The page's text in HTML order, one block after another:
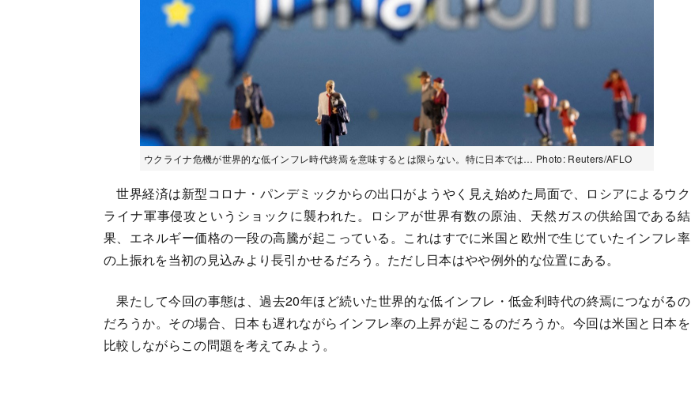
ウクライナ危機が世界的な低インフレ時代終焉を意味するとは限らない。特に日本では… Photo: Reuters/AFLO
世界経済は新型コロナ・パンデミックからの出口がようやく見え始めた局面で、ロシアによるウク
ライナ軍事侵攻というショックに襲われた。ロシアが世界有数の原油、天然ガスの供給国である結
果、エネルギー価格の一段の高騰が起こっている。これはすでに米国と欧州で生じていたインフレ率
の上振れを当初の見込みより長引かせるだろう。ただし日本はやや例外的な位置にある。
果たして今回の事態は、過去20年ほど続いた世界的な低インフレ・低金利時代の終焉につながるの
だろうか。その場合、日本も遅れながらインフレ率の上昇が起こるのだろうか。今回は米国と日本を
比較しながらこの問題を考えてみよう。